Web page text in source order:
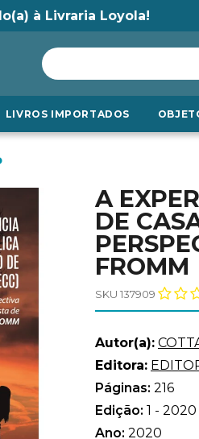
à Livraria Loyola!
LIVROS IMPORTADOS
A
DE
FROMM
SKU 137909
Autor(a):
Editora:
Páginas: 216
Edição: 1 - 2020
Ano: 2020